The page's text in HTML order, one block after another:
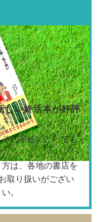
しい終活本が好評
の家族にとっても
。
は、各地の書店を
取り扱いがござい
。